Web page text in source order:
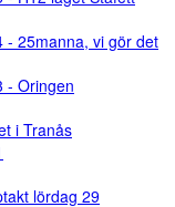
- 25manna, vi gör det
- Oringen
i Tranås
lördag 29